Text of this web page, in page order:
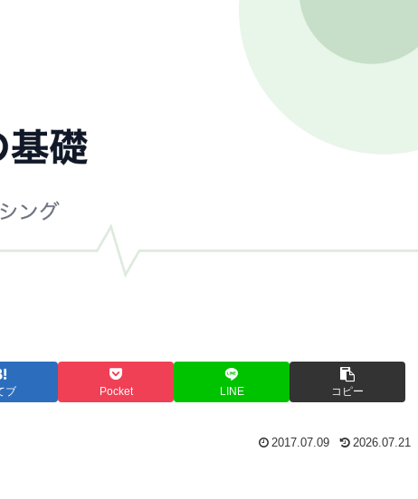
ブ Pocket LINE コピー
2017.07.09 2026.07.21